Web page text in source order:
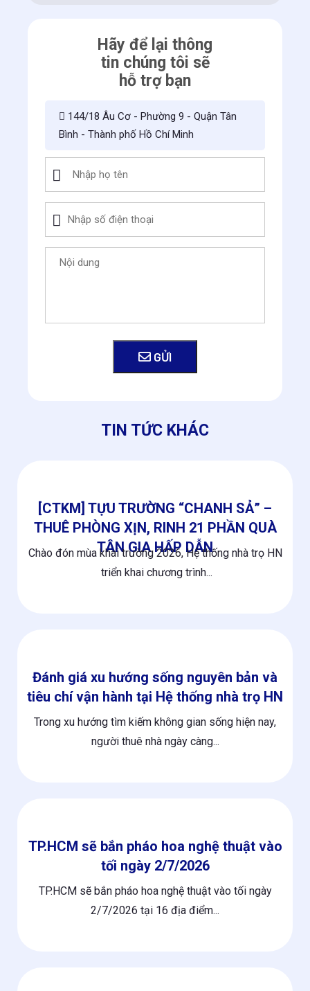
Hãy để lại thông
tin chúng tôi sẽ
hỗ trợ bạn
144/18 Âu Cơ - Phường 9 - Quận Tân
Bình - Thành phố Hồ Chí Minh
GỬI
TIN TỨC KHÁC
[CTKM] TỰU TRƯỜNG “CHANH SẢ” –
THUÊ PHÒNG XỊN, RINH 21 PHẦN QUÀ
TÂN GIA HẤP DẪN
Chào đón mùa khai trường 2026, Hệ thống nhà trọ HN
triển khai chương trình...
Đánh giá xu hướng sống nguyên bản và
tiêu chí vận hành tại Hệ thống nhà trọ HN
Trong xu hướng tìm kiếm không gian sống hiện nay,
người thuê nhà ngày càng...
TP.HCM sẽ bắn pháo hoa nghệ thuật vào
tối ngày 2/7/2026
TP.HCM sẽ bắn pháo hoa nghệ thuật vào tối ngày
2/7/2026 tại 16 địa điểm...